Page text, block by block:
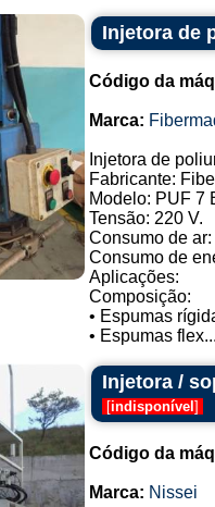
Injetora de
Código da
Marca:
Injetora de
Fabricante:
Modelo: PUF 7
Tensão: 220 V.
Consumo de
Consumo de
Aplicações:
Composição:
• Espumas
• Espumas
Injetora /
[indisponível ]
Código da
Marca: Nissei